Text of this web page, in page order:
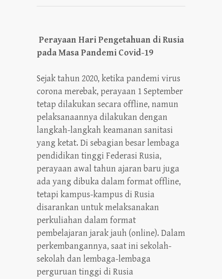
Perayaan Hari Pengetahuan di Rusia
pada Masa Pandemi Covid-19
Sejak tahun 2020, ketika pandemi virus
corona merebak, perayaan 1 September
tetap dilakukan secara offline, namun
pelaksanaannya dilakukan dengan
langkah-langkah keamanan sanitasi
yang ketat. Di sebagian besar lembaga
pendidikan tinggi Federasi Rusia,
perayaan awal tahun ajaran baru juga
ada yang dibuka dalam format offline,
tetapi kampus-kampus di Rusia
disarankan untuk melaksanakan
perkuliahan dalam format
pembelajaran jarak jauh (online). Dalam
perkembangannya, saat ini sekolah-
sekolah dan lembaga-lembaga
perguruan tinggi di Rusia